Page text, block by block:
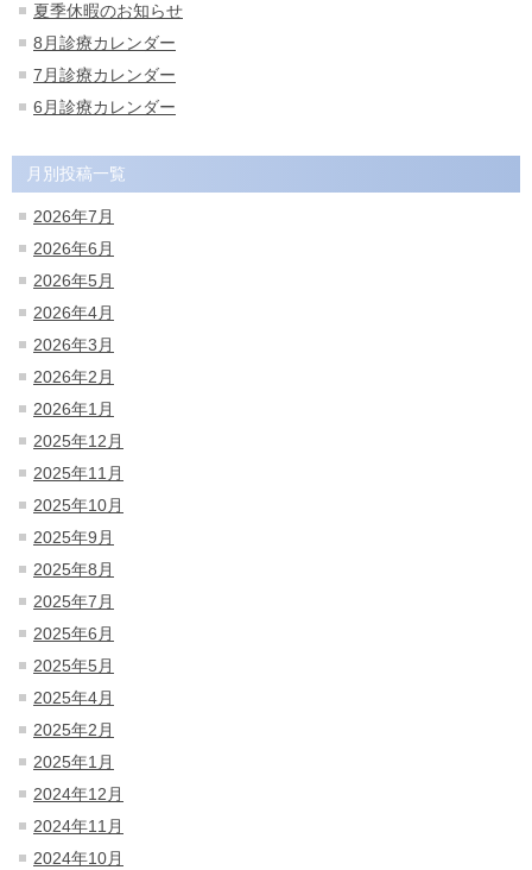
夏季休暇のお知らせ
8月診療カレンダー
7月診療カレンダー
6月診療カレンダー
月別投稿一覧
2026年7月
2026年6月
2026年5月
2026年4月
2026年3月
2026年2月
2026年1月
2025年12月
2025年11月
2025年10月
2025年9月
2025年8月
2025年7月
2025年6月
2025年5月
2025年4月
2025年2月
2025年1月
2024年12月
2024年11月
2024年10月